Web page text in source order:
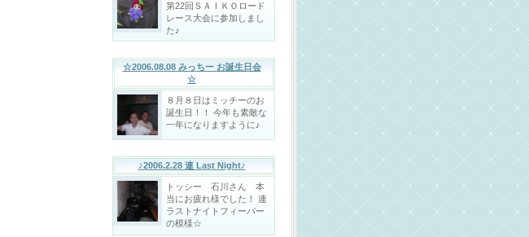
第22回ＳＡＩＫＯロード
レース大会に参加しまし
た♪
☆2006.08.08 みっちー お誕生日会
☆
８月８日はミッチーのお
誕生日！！ 今年も素敵な
一年になりますように♪
♪2006.2.28 連 Last Night♪
トッシー 石川さん 本
当にお疲れ様でした！ 連
ラストナイトフィーバー
の模様☆